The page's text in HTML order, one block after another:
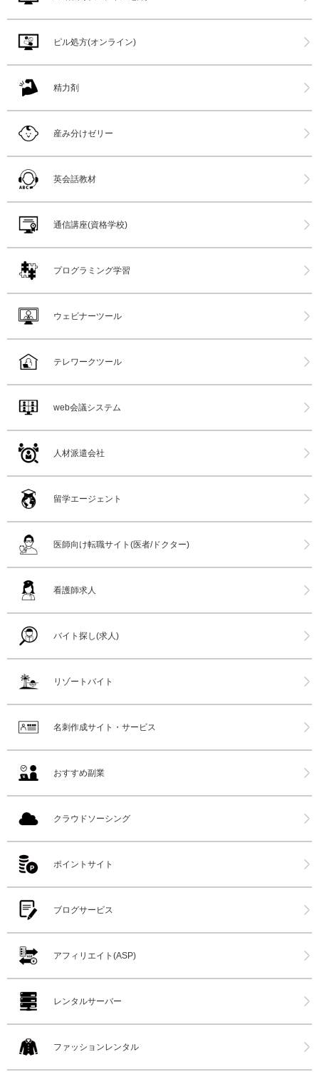
ピル処方(オンライン)
精力剤
産み分けゼリー
英会話教材
通信講座(資格学校)
プログラミング学習
ウェビナーツール
テレワークツール
web会議システム
人材派遣会社
留学エージェント
医師向け転職サイト(医者/ドクター)
看護師求人
バイト探し(求人)
リゾートバイト
名刺作成サイト・サービス
おすすめ副業
クラウドソーシング
ポイントサイト
ブログサービス
アフィリエイト(ASP)
レンタルサーバー
ファッションレンタル